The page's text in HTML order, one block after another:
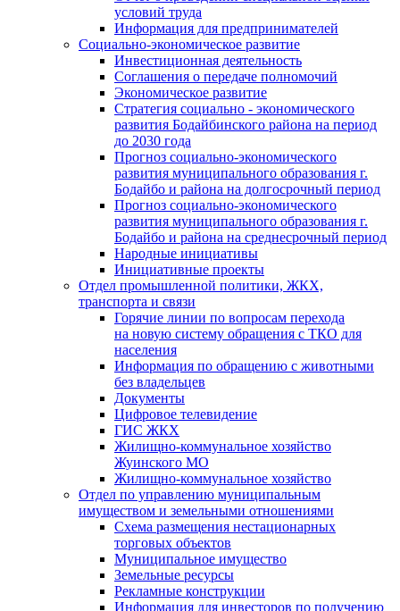
условий труда
Информация для предпринимателей
Социально-экономическое развитие
Инвестиционная деятельность
Соглашения о передаче полномочий
Экономическое развитие
Стратегия социально - экономического
развития Бодайбинского района на период
до 2030 года
Прогноз социально-экономического
развития муниципального образования г.
Бодайбо и района на долгосрочный период
Прогноз социально-экономического
развития муниципального образования г.
Бодайбо и района на среднесрочный период
Народные инициативы
Инициативные проекты
Отдел промышленной политики, ЖКХ,
транспорта и связи
Горячие линии по вопросам перехода
на новую систему обращения с ТКО для
населения
Информация по обращению с животными
без владельцев
Документы
Цифровое телевидение
ГИС ЖКХ
Жилищно-коммунальное хозяйство
Жуинского МО
Жилищно-коммунальное хозяйство
Отдел по управлению муниципальным
имуществом и земельными отношениями
Схема размещения нестационарных
торговых объектов
Муниципальное имущество
Земельные ресурсы
Рекламные конструкции
Информация для инвесторов по получению